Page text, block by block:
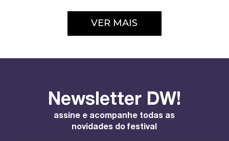
VER MAIS
Newsletter DW!
assine e acompanhe todas as
novidades do festival